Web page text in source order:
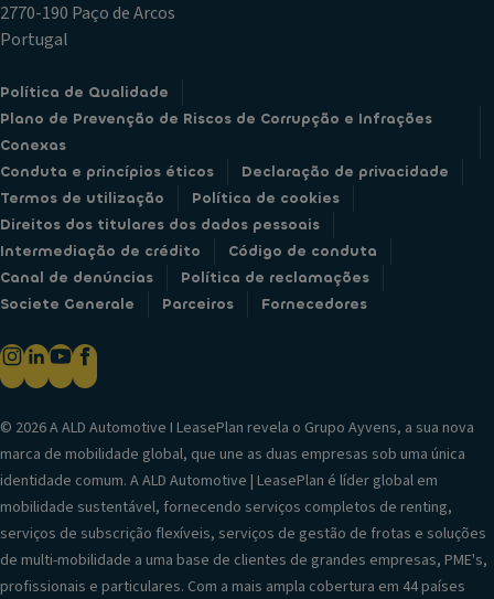
2770-190 Paço de Arcos
Portugal
Política de Qualidade
Plano de Prevenção de Riscos de Corrupção e Infrações
Conexas
Conduta e princípios éticos
Declaração de privacidade
Termos de utilização
Política de cookies
Direitos dos titulares dos dados pessoais
Intermediação de crédito
Código de conduta
Canal de denúncias
Política de reclamações
Societe Generale
Parceiros Fornecedores
© 2026 A ALD Automotive I LeasePlan revela o Grupo Ayvens, a sua nova
marca de mobilidade global, que une as duas empresas sob uma única
identidade comum. A ALD Automotive | LeasePlan é líder global em
mobilidade sustentável, fornecendo serviços completos de renting,
serviços de subscrição flexíveis, serviços de gestão de frotas e soluções
de multi-mobilidade a uma base de clientes de grandes empresas, PME's,
profissionais e particulares. Com a mais ampla cobertura em 44 países